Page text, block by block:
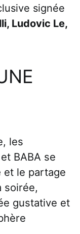
signée
Ludovic Le,
les
BABA se
et le partage
soirée,
gustative et